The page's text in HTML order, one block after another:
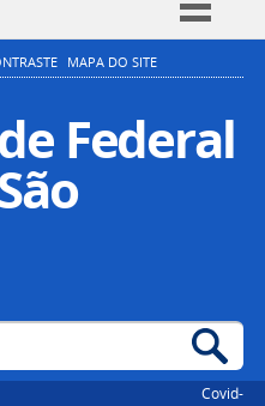
Simplifique!
Participe
Acesso à informação
Legislação
MAPA DO SITE
Federal
Covid-